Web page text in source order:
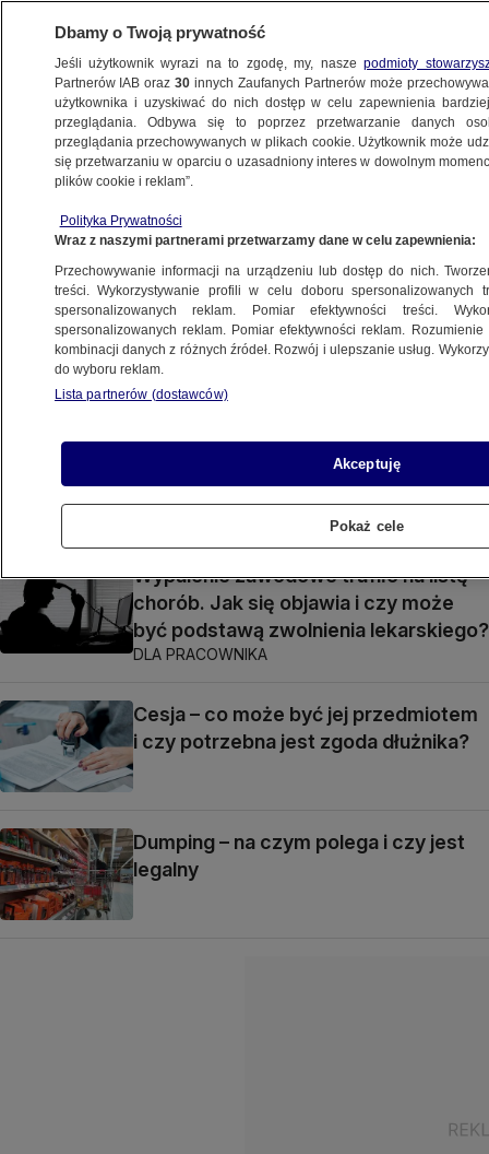
BIZNES
DLA FIRM
Więcej czasu na rozliczenie rocznego
CIT. Jest projekt
Poprawki do Polskiego Ładu. Sejm
przegłosował nowelizację
PIENIĄDZE
Patent – jak go uzyskać i które
wynalazki mogą zostać objęte
ochroną
Wypalenie zawodowe trafiło na listę
chorób. Jak się objawia i czy może
być podstawą zwolnienia lekarskiego?
DLA PRACOWNIKA
Cesja – co może być jej przedmiotem
i czy potrzebna jest zgoda dłużnika?
Dumping – na czym polega i czy jest
legalny
Dbamy o Twoją prywatność
Jeśli użytkownik wyrazi na to zgodę, my, naszepodmioty
Partnerów IAB oraz30 innych Zaufanych Partnerów może
użytkownika i uzyskiwać do nich dostęp w celu zapewnienia
przeglądania. Odbywa się to poprzez przetwarzanie danych
przeglądania przechowywanych w plikach cookie. Użytkownik może
się przetwarzaniu w oparciu o uzasadniony interes w dowolnym
plików cookie i reklam”.
Polityka Prywatności
Wraz z naszymi partnerami przetwarzamy dane w celu zapewnienia:
Przechowywanie informacji na urządzeniu lub dostęp do nich.
treści. Wykorzystywanie profili w celu doboru spersonalizowanych
spersonalizowanych reklam. Pomiar efektywności treści.
spersonalizowanych reklam. Pomiar efektywności reklam.
kombinacji danych z różnych źródeł. Rozwój i ulepszanie usług.
do wyboru reklam.
Lista partnerów (dostawców)
Akceptuję
Pokaż cele